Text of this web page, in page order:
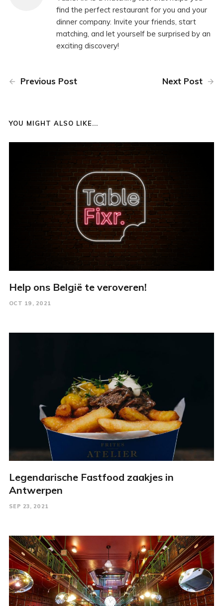
find the perfect restaurant for you and your
dinner company. Invite your friends, start
matching, and let yourself be surprised by an
exciting discovery!
Previous Post Next Post
YOU MIGHT ALSO LIKE...
Help ons België te veroveren!
OCT 19, 2021
Legendarische Fastfood zaakjes in
Antwerpen
SEP 23, 2021